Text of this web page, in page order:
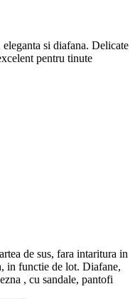
si diafana. Delicate
pentru tinute
de sus, fara intaritura in
in functie de lot. Diafane,
, cu sandale, pantofi